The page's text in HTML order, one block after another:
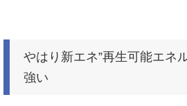
やはり新エネ”再生可能エネ
強い